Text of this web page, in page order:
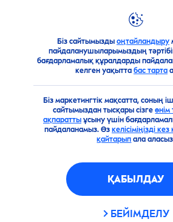
Біз сайтымызды оңтайландыру
пайдаланушыларымыздың
бағдарламалық құралдарды
келген уақытта бас тарта
Біз маркетингтік мақсатта, соның
сайтымыздан тысқары сізге
ақпараттыұсыну үшін
пайдаланамыз. Өз келісіміңізді
қайтарып ала
ҚАБЫЛДАУ
БЕЙІМДЕЛУ
Өнімдерге шолу Дене үшін
«DERMA